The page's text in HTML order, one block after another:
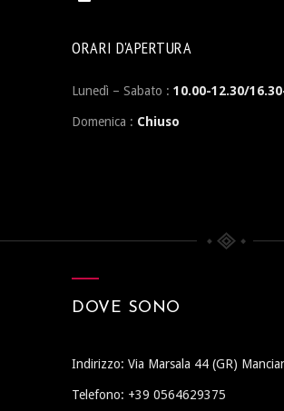
ORARI D'APERTURA
Lunedì – Sabato : 10.00-12.30/
Domenica : Chiuso
DOVE SONO
Indirizzo: Via Marsala 44 (GR)
Telefono: +39 0564629375